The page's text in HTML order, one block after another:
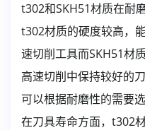
t302和SKH51材质在耐
t302材质的硬度较高，
速切削工具而SKH51材
高速切削中保持较好的
可以根据耐磨性的需要
在刀具寿命方面，t302